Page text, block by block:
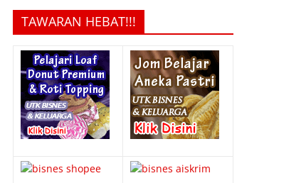
TAWARAN HEBAT!!!